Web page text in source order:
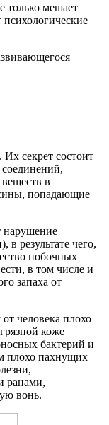
только мешает
секрет состоит
в
попадающие
нарушение
результате чего,
побочных
в том числе и
запаха от
человека плохо
коже
бактерий и
плохо пахнущих
ранами,
вонь.